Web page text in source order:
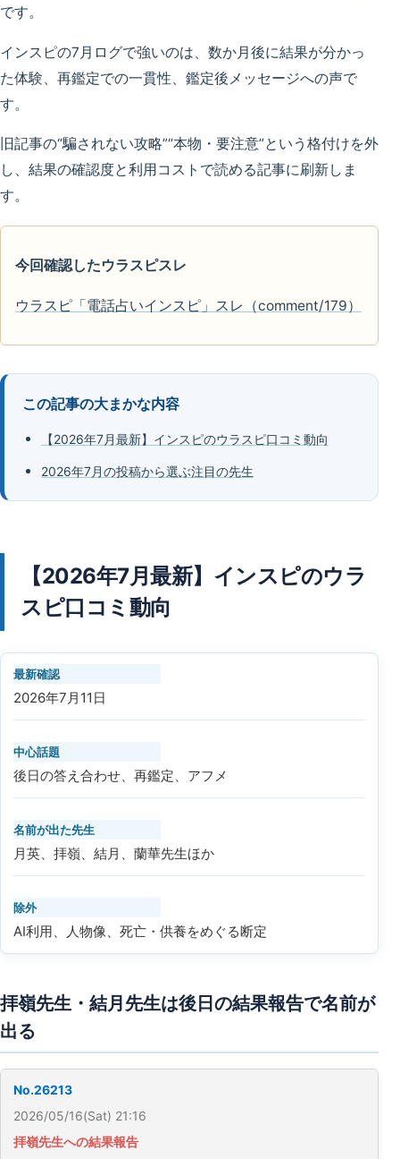
です。
インスピの7月ログで強いのは、 数か月後に結果が分かっ
た体験、再鑑定での一貫性、鑑定後メッセージへの声で
す。
旧記事の“騙されない攻略”“本物・要注意”という格付けを外
し、結果の確認度と利用コストで読める記事に刷新しま
す。
今回確認したウラスピスレ
ウラスピ「電話占いインスピ」スレ（comment/179）
この記事の大まかな内容
【2026年7月最新】インスピのウラスピ口コミ動向
2026年7月の投稿から選ぶ注目の先生
【2026年7月最新】インスピのウラ
スピ口コミ動向
最新確認
2026年7月11日
中心話題
後日の答え合わせ、再鑑定、アフメ
名前が出た先生
月英、拝嶺、結月、蘭華先生ほか
除外
AI利用、人物像、死亡・供養をめぐる断定
拝嶺先生・結月先生は後日の結果報告で名前が
出る
No.26213
2026/05/16(Sat) 21:16
拝嶺先生への結果報告